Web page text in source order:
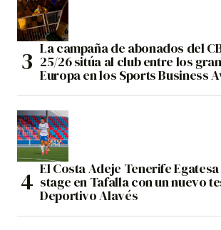
La campaña de abonados del
25/26 sitúa al club entre los
Europa en los Sports Business
El Costa Adeje Tenerife
stage en Tafalla con un nuevo
Deportivo Alavés